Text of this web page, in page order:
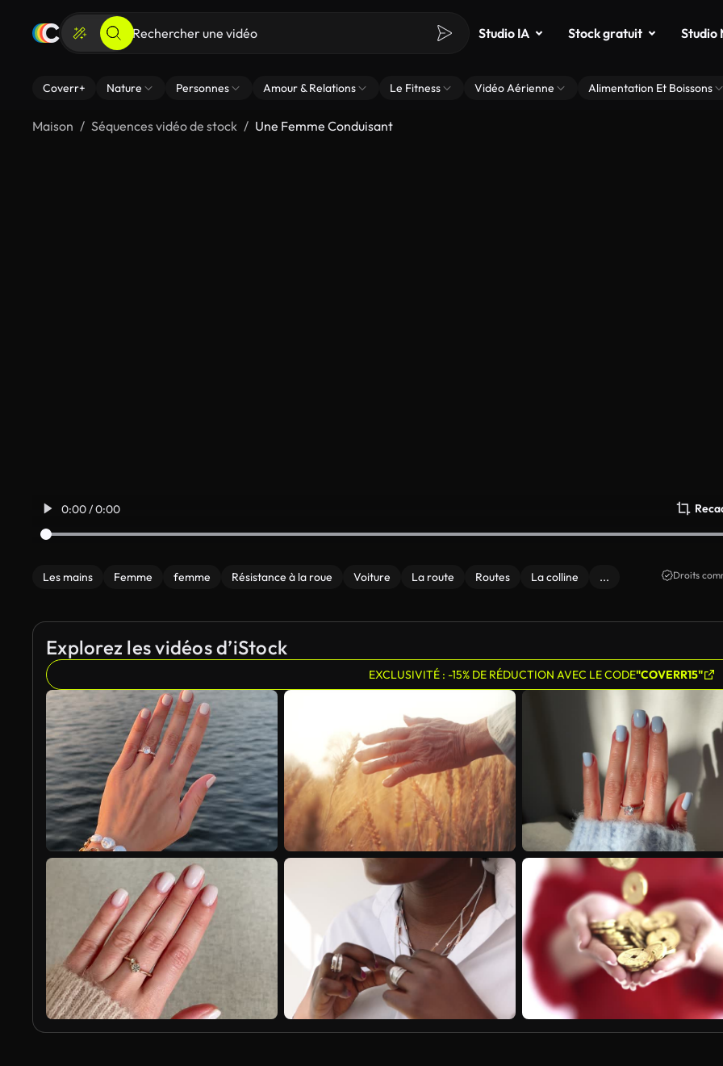
Studio IA Stock gratuit Studio
Coverr+ Nature Personnes Amour & Relations Le Fitness Vidéo Aérienne Alimentation Et Boissons
Maison Séquences vidéo de stock Une Femme Conduisant
0:00 / 0:00
Les mains Femme femme Résistance à la roue Voiture La route Routes La colline ... Droits
Explorez les vidéos d’iStock
EXCLUSIVITÉ : -15% DE RÉDUCTION AVEC LE CODE"COVERR15"